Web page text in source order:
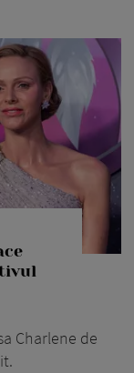
Charlene de